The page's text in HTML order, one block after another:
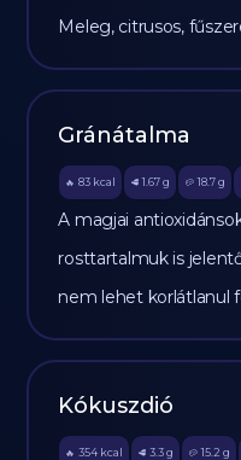
Meleg, citrusos,
Gránátalma
🔥 83 kcal 🥩 1.67 g 🥔 18.7g
A magjai
rosttartalmuk is
nem lehet korlátlanul
Kókuszdió
🔥 354 kcal 🥩 3.3 g 🥔 15.2 g